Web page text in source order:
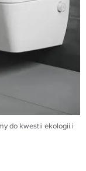
do kwestii ekologii i